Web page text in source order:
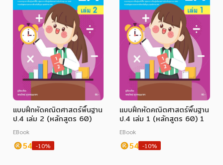
แบบฝึกหัดคณิตศาสตร์พื้นฐาน
ป.4 เล่ม 2 (หลักสูตร 60)
EBook
54 -10%
แบบฝึกหัดคณิตศาสตร์พื้นฐาน
ป.4 เล่ม 1 (หลักสูตร 60) 1
EBook
54 -10%